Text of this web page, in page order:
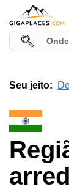
Seu jeito: